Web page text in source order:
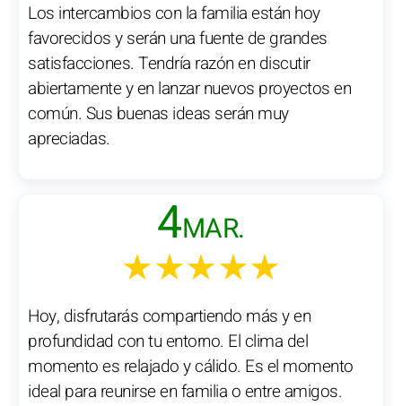
Los intercambios con la familia están hoy
favorecidos y serán una fuente de grandes
satisfacciones. Tendría razón en discutir
abiertamente y en lanzar nuevos proyectos en
común. Sus buenas ideas serán muy
apreciadas.
4MAR.
★★★★★
Hoy, disfrutarás compartiendo más y en
profundidad con tu entorno. El clima del
momento es relajado y cálido. Es el momento
ideal para reunirse en familia o entre amigos.